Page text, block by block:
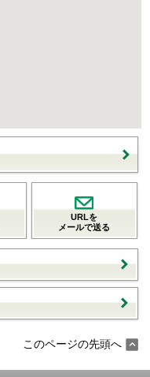
URLを
メールで送る
このページの先頭へ